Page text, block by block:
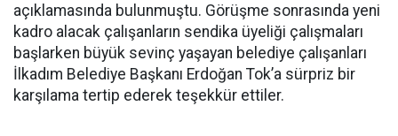
açıklamasında bulunmuştu. Görüşme sonrasında yeni
kadro alacak çalışanların sendika üyeliği çalışmaları
başlarken büyük sevinç yaşayan belediye çalışanları
İlkadım Belediye Başkanı Erdoğan Tok’a sürpriz bir
karşılama tertip ederek teşekkür ettiler.